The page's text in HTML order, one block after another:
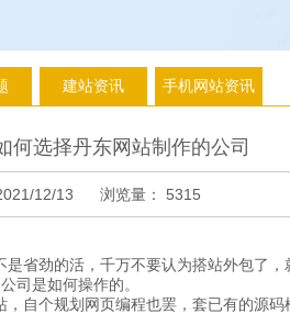
建站资讯 手机网站资讯
何选择丹东网站制作的公司
12/13 浏览量： 5315
劲的活，千万不要认为搭站外包了
司是如何操作的。
个规划网页编程也罢，套已有的源